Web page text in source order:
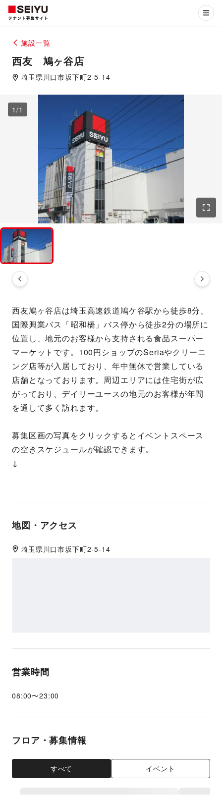
施設一覧
西友 鳩ヶ谷店
埼玉県川口市坂下町2-5-14
1 /1
西友鳩ヶ谷店は埼玉高速鉄道鳩ケ谷駅から徒歩8分、
国際興業バス「昭和橋」バス停から徒歩2分の場所に
位置し、地元のお客様から支持される食品スーパー
マーケットです。100円ショップのSeriaやクリーニ
ング店等が入居しており、年中無休で営業している
店舗となっております。周辺エリアには住宅街が広
がっており、デイリーユースの地元のお客様が年間
を通して多く訪れます。
募集区画の写真をクリックするとイベントスペース
の空きスケジュールが確認できます。
↓
地図・アクセス
埼玉県 川口市坂下町2-5-14
営業時間
08:00〜23:00
フロア・募集情報
すべて イベント